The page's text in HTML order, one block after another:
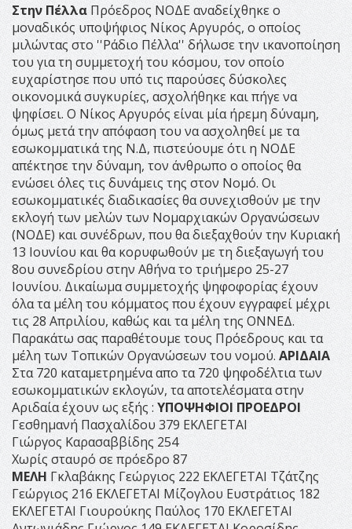
Στην ΠέλλαΠρόεδρος ΝΟΔΕ αναδείχθηκε ο
μοναδικός υποψήφιος Νίκος Αργυρός, ο οποίος
μιλώντας στο ''Ράδιο Πέλλα'' δήλωσε την ικανοποίηση
του για τη συμμετοχή του κόσμου, τον οποίο
ευχαρίστησε που υπό τις παρούσες δύσκολες
οικονομικά συγκυρίες, ασχολήθηκε και πήγε να
ψηφίσει. Ο Νίκος Αργυρός είναι μία ήρεμη δύναμη,
όμως μετά την απόφαση του να ασχοληθεί με τα
εσωκομματικά της Ν.Δ, πιστεύουμε ότι η ΝΟΔΕ
απέκτησε την δύναμη, τον άνθρωπο ο οποίος θα
ενώσει όλες τις δυνάμεις της στον Νομό. Οι
εσωκομματικές διαδικασίες θα συνεχισθούν με την
εκλογή των μελών των Νομαρχιακών Οργανώσεων
(ΝΟΔΕ) και συνέδρων, που θα διεξαχθούν την Κυριακή
13 Ιουνίου και θα κορυφωθούν με τη διεξαγωγή του
8ου συνεδρίου στην Αθήνα το τριήμερο 25-27
Ιουνίου. Δικαίωμα συμμετοχής ψηφοφορίας έχουν
όλα τα μέλη του κόμματος που έχουν εγγραφεί μέχρι
τις 28 Απριλίου, καθώς και τα μέλη της ΟΝΝΕΔ.
Παρακάτω σας παραθέτουμε τους Πρόεδρους και τα
μέλη των Τοπικών Οργανώσεων του νομού.ΑΡΙΔΑΙΑ
Στα 720 καταμετρημένα απο τα 720 ψηφοδέλτια των
εσωκομματικών εκλογών, τα αποτελέσματα στην
Αριδαία έχουν ως εξής :ΥΠΟΨΗΦΙΟΙ ΠΡΟΕΔΡΟΙ
Γεσθημανή Πασχαλίδου 379 ΕΚΛΕΓΕΤΑΙ
Γιώργος Καρασαββίδης 254
Χωρίς σταυρό σε πρόεδρο 87
ΜΕΛΗ Γκλαβάκης Γεώργιος 222 ΕΚΛΕΓΕΤΑΙ Τζάτζης
Γεώργιος 216 ΕΚΛΕΓΕΤΑΙ Μίζογλου Ευστράτιος 182
ΕΚΛΕΓΕΤΑΙ Γιουρούκης Παύλος 170 ΕΚΛΕΓΕΤΑΙ